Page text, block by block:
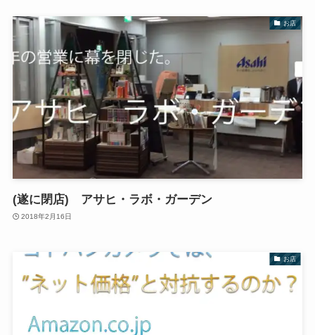
お店
(遂に閉店) アサヒ・ラボ・ガーデン
2018年2月16日
お店